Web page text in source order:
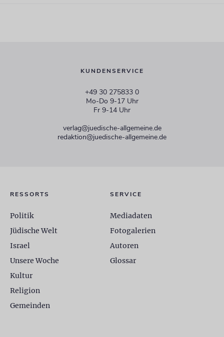
KUNDENSERVICE
+49 30 275833 0
Mo-Do 9-17 Uhr
Fr 9-14 Uhr
verlag@juedische-allgemeine.de
redaktion@juedische-allgemeine.de
RESSORTS
Politik
Jüdische Welt
Israel
Unsere Woche
Kultur
Religion
Gemeinden
SERVICE
Mediadaten
Fotogalerien
Autoren
Glossar